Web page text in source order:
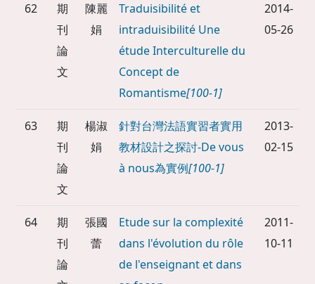
62
期
刊
論
文
陳麗
娟
Traduisibilité et
intraduisibilité Une
étude Interculturelle du
Concept de
Romantisme[100-1]
2014-
05-26
63
期
刊
論
文
楊淑
娟
針對台灣法語實習者實用
教材設計之探討-De vous
à nous為實例[100-1]
2013-
02-15
64
期
刊
論
張國
蕾
Etude sur la complexité
dans l'évolution du rôle
de l'enseignant et dans
2011-
10-11